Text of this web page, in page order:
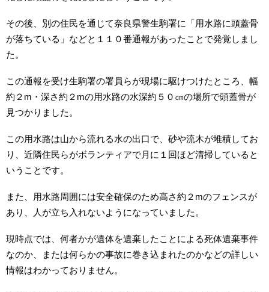
その後、別の住民を通じて奈良県警生駒署に「用水路に頭蓋骨
が落ちている」などと１１０番通報があったことで発覚しまし
た。
この通報を受け生駒署の署員らが現場に駆けつけたところ、幅
約２m・深さ約２mの用水路の水深約５０㎝の場所で頭蓋骨が
見つかりました。
この用水路は山から流れる水の出口で、砂や流木が堆積してお
り、近隣住民らがボランティアで月に１回ほど清掃していると
いうことです。
また、用水路周囲には安全確保のため高さ約２mのフェンスが
あり、人が立ち入れないようになっていました。
現時点では、何者かが遺体を遺棄したことによる死体遺棄事件
なのか、または何らかの事故に巻き込まれたのかなどの詳しい
情報はわかっておりません。